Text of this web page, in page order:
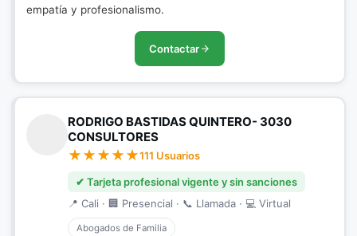
empatía y profesionalismo.
Contactar
RODRIGO BASTIDAS QUINTERO- 3030
CONSULTORES
111 Usuarios
✔ Tarjeta profesional vigente y sin sanciones
📍 Cali · 🏢 Presencial · 📞 Llamada · 💻 Virtual
Abogados de Familia